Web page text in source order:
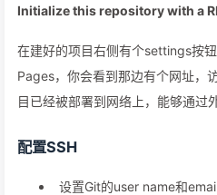
Initialize this repository with a
在建好的项目右侧有个settings按
Pages，你会看到那边有个网址，
目已经被部署到网络上，能够通过
配置SSH
设置Git的user name和